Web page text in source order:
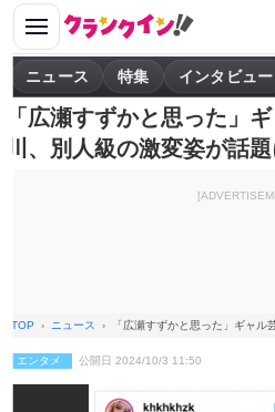
ニュース 特集 インタビュー
「広瀬すずかと思った」
川、別人級の激変姿が話
TOP ニュース 「広瀬すずかと思った」ギャ
エンタメ 公開日 2024/10/3 11:50